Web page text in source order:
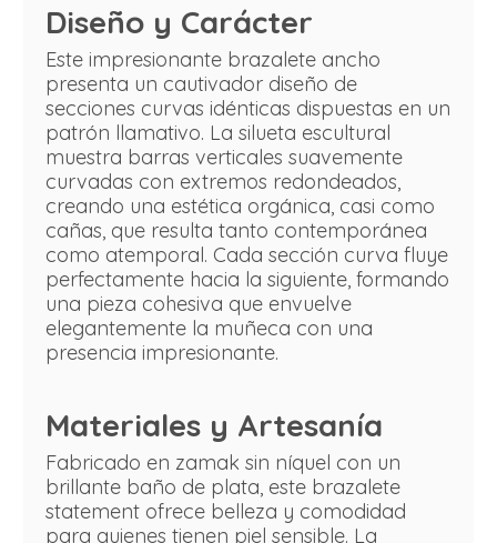
Diseño y Carácter
Este impresionante brazalete ancho
presenta un cautivador diseño de
secciones curvas idénticas dispuestas en un
patrón llamativo. La silueta escultural
muestra barras verticales suavemente
curvadas con extremos redondeados,
creando una estética orgánica, casi como
cañas, que resulta tanto contemporánea
como atemporal. Cada sección curva fluye
perfectamente hacia la siguiente, formando
una pieza cohesiva que envuelve
elegantemente la muñeca con una
presencia impresionante.
Materiales y Artesanía
Fabricado en zamak sin níquel con un
brillante baño de plata, este brazalete
statement ofrece belleza y comodidad
para quienes tienen piel sensible. La